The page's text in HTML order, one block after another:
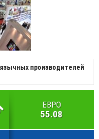
производителей
ЕВРО
55.08